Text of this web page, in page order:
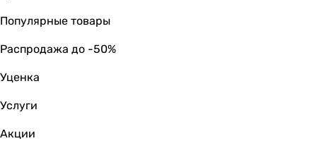
Популярные товары
Распродажа до -50%
Уценка
Услуги
Акции